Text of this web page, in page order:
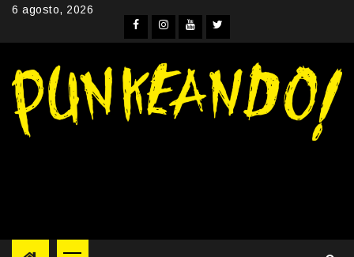
Skip6 agosto, 2026
Facebook
Instagram
YouTube
Twitter